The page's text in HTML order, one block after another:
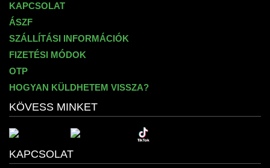
KAPCSOLAT
ÁSZF
SZÁLLÍTÁSI INFORMÁCIÓK
FIZETÉSI MÓDOK
OTP
HOGYAN KÜLDHETEM VISSZA?
KÖVESS MINKET
KAPCSOLAT